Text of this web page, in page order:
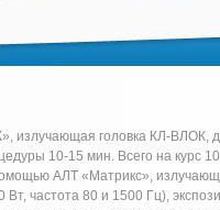
излучающая головка КЛ-ВЛОК,
10-15 мин. Всего на курс
АЛТ «Матрикс»,
частота 80 и 1500 Гц),